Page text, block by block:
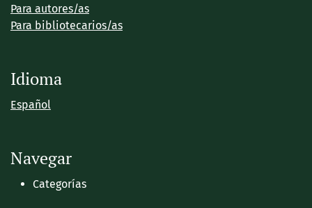
Para autores/as
Para bibliotecarios/as
Idioma
Español
Navegar
Categorías